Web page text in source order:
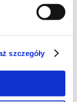
szczegóły
Kujawski?